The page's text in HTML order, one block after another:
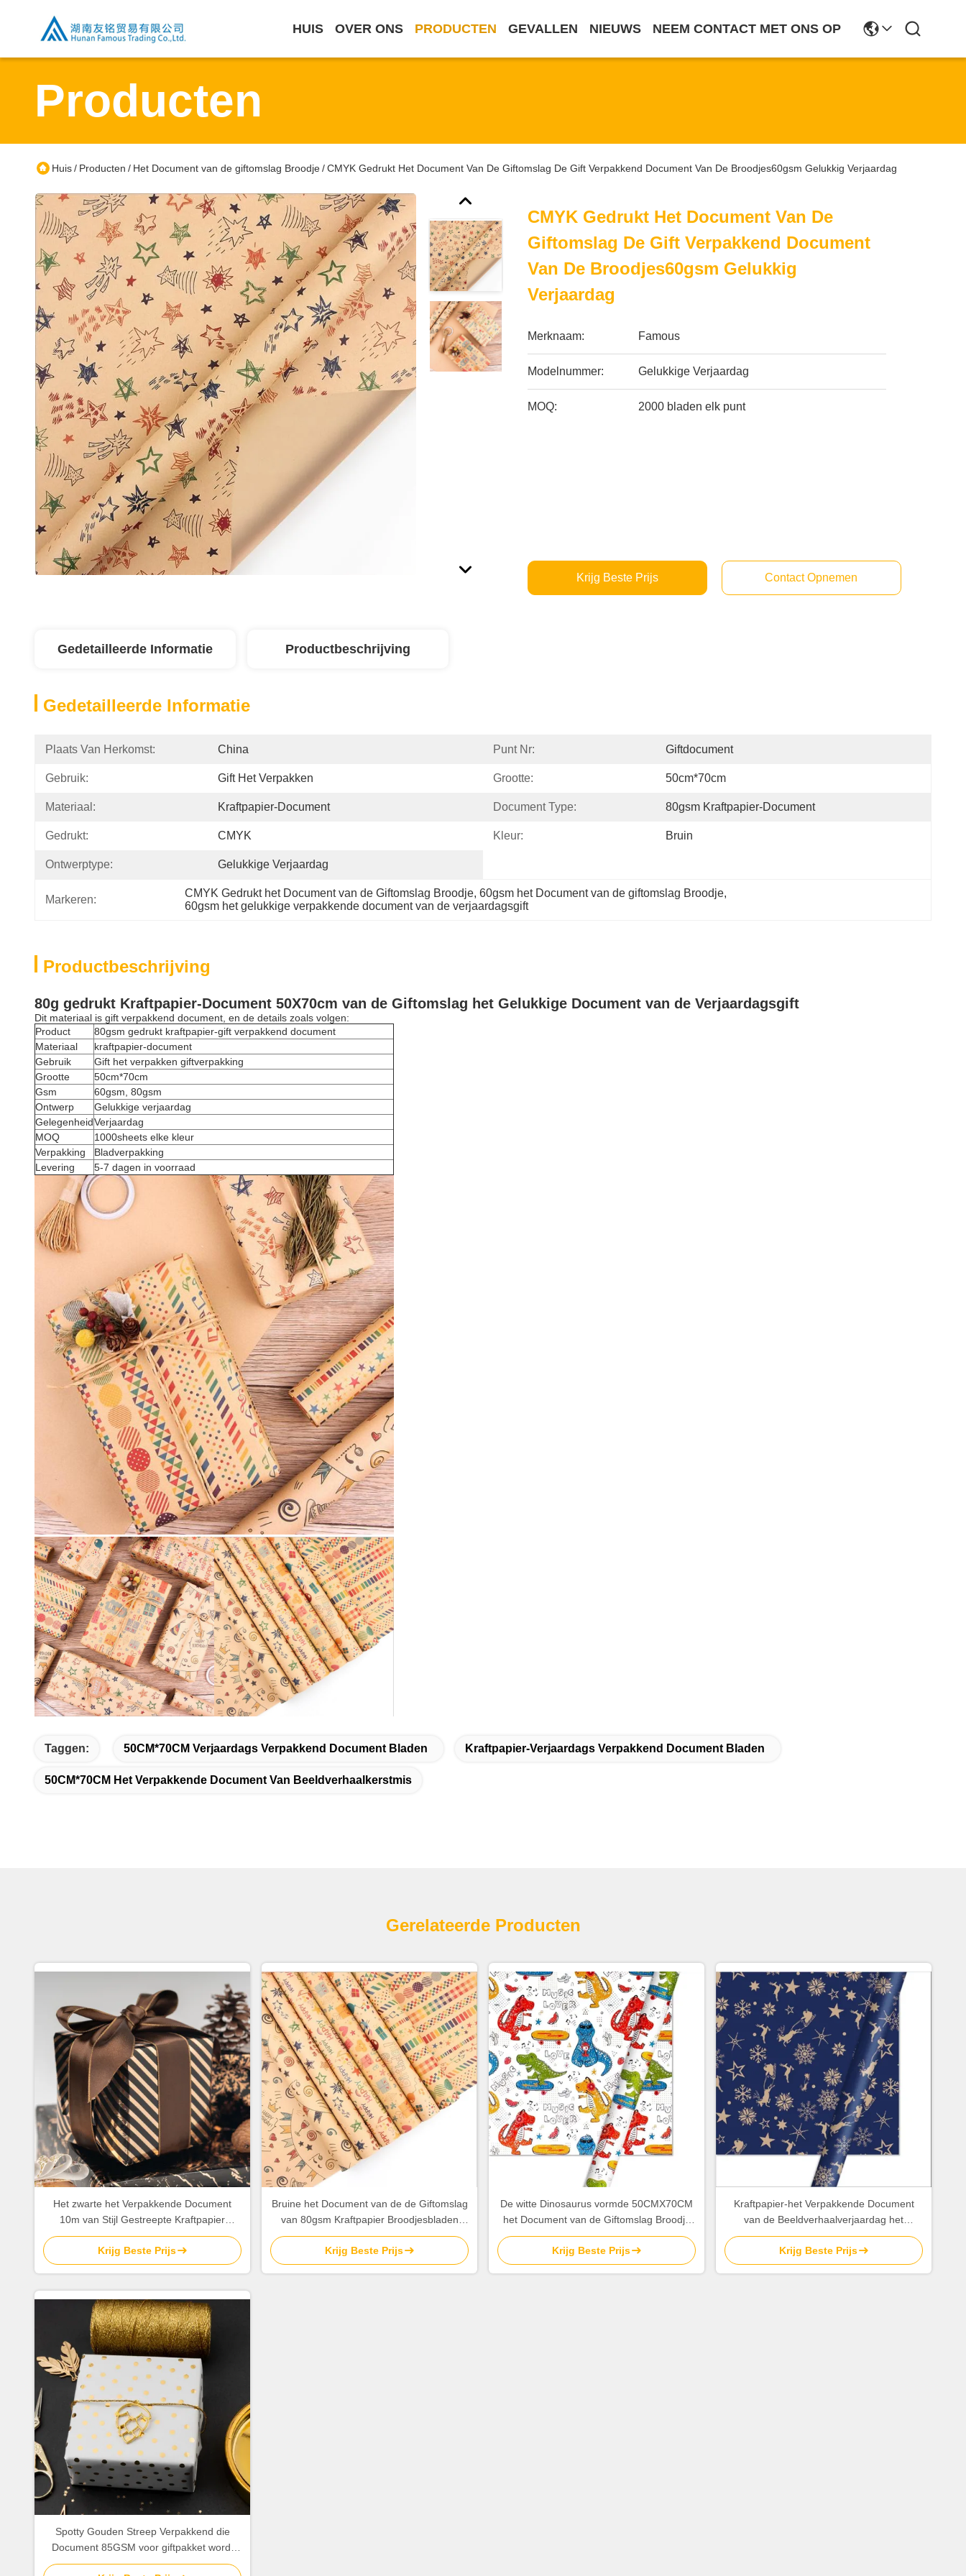
HUIS OVER ONS PRODUCTEN GEVALLEN NIEUWS NEEM CONTACT MET ONS OP
Producten
Huis/ Producten / Het Document van de giftomslag Broodje/CMYK Gedrukt Het Document Van De Giftomslag De Gift Verpakkend Document Van De Broodjes60gsm Gelukkig Verjaardag
CMYK Gedrukt Het Document Van De
Giftomslag De Gift Verpakkend Document
Van De Broodjes60gsm Gelukkig
Verjaardag
Merknaam: Famous
Modelnummer: Gelukkige Verjaardag
MOQ: 2000 bladen elk punt
Krijg Beste Prijs Contact Opnemen
Gedetailleerde Informatie Productbeschrijving
Gedetailleerde Informatie
Plaats Van Herkomst: China Punt Nr: Giftdocument
Gebruik: Gift Het Verpakken Grootte: 50cm*70cm
Materiaal: Kraftpapier-Document Document Type: 80gsm Kraftpapier-Document
Gedrukt: CMYK Kleur: Bruin
Ontwerptype: Gelukkige Verjaardag
Markeren:
CMYK Gedrukt het Document van de Giftomslag Broodje, 60gsm het Document van de giftomslag Broodje,
60gsm het gelukkige verpakkende document van de verjaardagsgift
Productbeschrijving
80g gedrukt Kraftpapier-Document 50X70cm van de Giftomslag het Gelukkige Document van de Verjaardagsgift
Dit materiaal is gift verpakkend document, en de details zoals volgen:
Product
80gsm gedrukt kraftpapier-gift verpakkend document
Materiaal
kraftpapier-document
Gebruik
Gift het verpakken giftverpakking
Grootte
50cm*70cm
Gsm
60gsm, 80gsm
Ontwerp
Gelukkige verjaardag
GelegenheidVerjaardag
MOQ
1000sheets elke kleur
Verpakking
Bladverpakking
Levering
5-7 dagen in voorraad
Taggen: 50CM*70CM Verjaardags Verpakkend Document Bladen Kraftpapier-Verjaardags Verpakkend Document Bladen
50CM*70CM Het Verpakkende Document Van Beeldverhaalkerstmis
Gerelateerde Producten
Het zwarte het Verpakkende Document
10m van Stijl Gestreepte Kraftpapier
Verpakkende Document OEM van
Broodjeskerstmis
Krijg Beste Prijs
Bruine het Document van de de Giftomslag
van 80gsm Kraftpapier Broodjesbladen
50X70cm Gelukkig Verjaardagspatroon
Krijg Beste Prijs
De witte Dinosaurus vormde 50CMX70CM
het Document van de Giftomslag Broodje
voor Speelgoedpakket
Krijg Beste Prijs
Kraftpapier-het Verpakkende Document
van de Beeldverhaalverjaardag het
Verpakkende Document van
Bladenkerstmis 8gsm
Krijg Beste Prijs
Spotty Gouden Streep Verpakkend die
Document 85GSM voor giftpakket wordt
aangepast